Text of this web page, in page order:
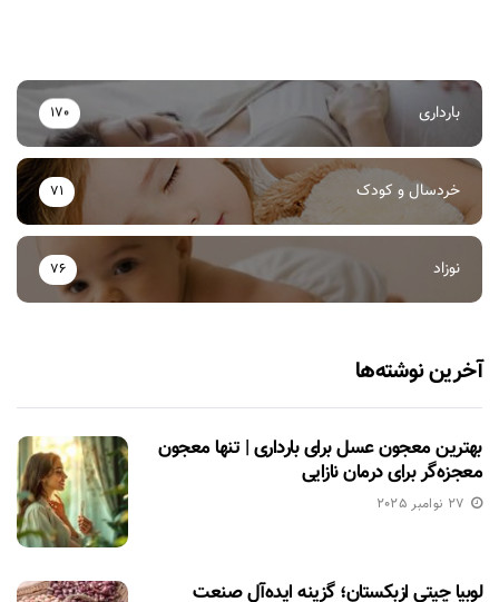
بارداری 170
خردسال و کودک 71
نوزاد 76
آخرین نوشته‌ها
بهترین معجون عسل برای بارداری | تنها معجون
معجزه‌گر برای درمان نازایی
27 نوامبر 2025
لوبیا چیتی ازبکستان؛ گزینه ایده‌آل صنعت